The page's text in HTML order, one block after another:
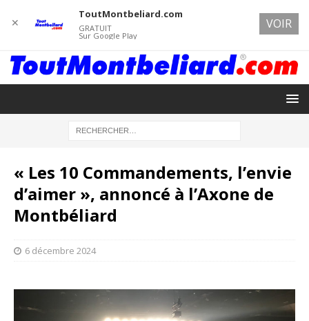
« Les 10 Commandements, l’envie
d’aimer », annoncé à l’Axone de
Montbéliard
6 décembre 2024
✕
ToutMontbeliard.com
GRATUIT
Sur Google Play
VOIR